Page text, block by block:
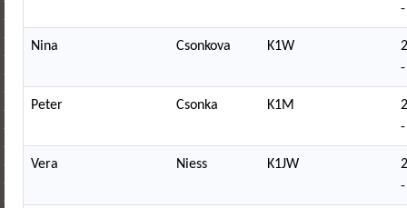
Nina Csonkova K1W
Peter Csonka K1M
Vera Niess K1JW